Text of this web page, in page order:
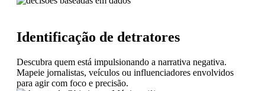
Identificação de detratores
Descubra quem está impulsionando a narrativa negativa.
Mapeie jornalistas, veículos ou influenciadores envolvidos
para agir com foco e precisão.